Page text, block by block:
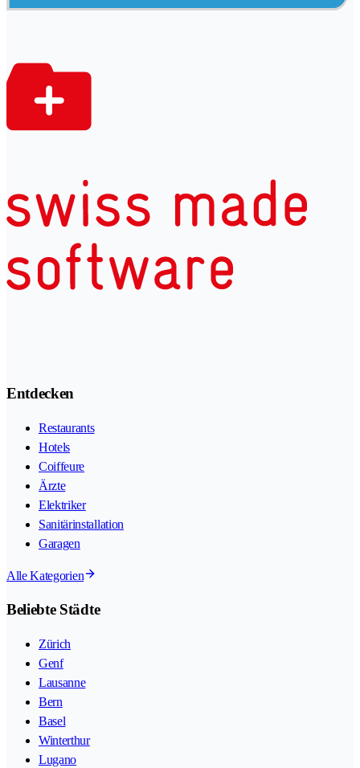
Entdecken
Restaurants
Hotels
Coiffeure
Ärzte
Elektriker
Sanitärinstallation
Garagen
Alle Kategorien
Beliebte Städte
Zürich
Genf
Lausanne
Bern
Basel
Winterthur
Lugano